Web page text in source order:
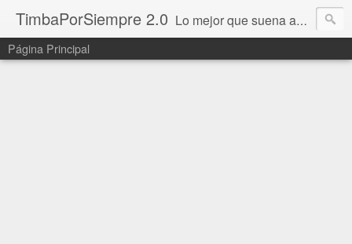
TimbaPorSiempre 2.0 Lo mejor que suena ahora!!!
Página Principal